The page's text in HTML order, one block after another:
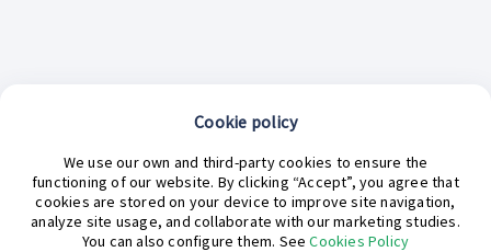
¿En qué podemos ayudarte hoy?
Cookie policy
We use our own and third-party cookies to ensure the
functioning of our website. By clicking “Accept”, you agree that
cookies are stored on your device to improve site navigation,
analyze site usage, and collaborate with our marketing studies.
You can also configure them. SeeCookies Policy